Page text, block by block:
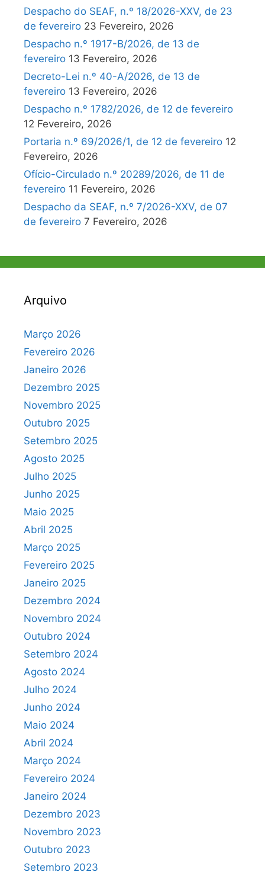
Despacho do SEAF, n.º 18/2026-XXV, de 23
de fevereiro 23 Fevereiro, 2026
Despacho n.º 1917-B/2026, de 13 de
fevereiro 13 Fevereiro, 2026
Decreto-Lei n.º 40-A/2026, de 13 de
fevereiro 13 Fevereiro, 2026
Despacho n.º 1782/2026, de 12 de fevereiro
12 Fevereiro, 2026
Portaria n.º 69/2026/1, de 12 de fevereiro 12
Fevereiro, 2026
Ofício-Circulado n.º 20289/2026, de 11 de
fevereiro 11 Fevereiro, 2026
Despacho da SEAF, n.º 7/2026-XXV, de 07
de fevereiro 7 Fevereiro, 2026
Arquivo
Março 2026
Fevereiro 2026
Janeiro 2026
Dezembro 2025
Novembro 2025
Outubro 2025
Setembro 2025
Agosto 2025
Julho 2025
Junho 2025
Maio 2025
Abril 2025
Março 2025
Fevereiro 2025
Janeiro 2025
Dezembro 2024
Novembro 2024
Outubro 2024
Setembro 2024
Agosto 2024
Julho 2024
Junho 2024
Maio 2024
Abril 2024
Março 2024
Fevereiro 2024
Janeiro 2024
Dezembro 2023
Novembro 2023
Outubro 2023
Setembro 2023